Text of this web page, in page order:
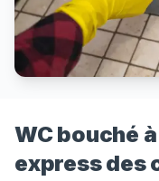
WC bouché
express des